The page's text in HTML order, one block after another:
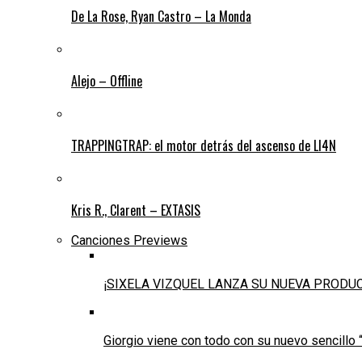
De La Rose, Ryan Castro – La Monda
Alejo – Offline
TRAPPINGTRAP: el motor detrás del ascenso de LI4N
Kris R., Clarent – EXTASIS
Canciones Previews
¡SIXELA VIZQUEL LANZA SU NUEVA
Giorgio viene con todo con su nuevo sencillo